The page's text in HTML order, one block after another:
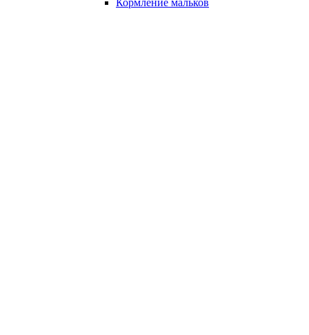
Кормление мальков